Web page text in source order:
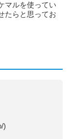
マルを使ってい
たらと思ってお
)